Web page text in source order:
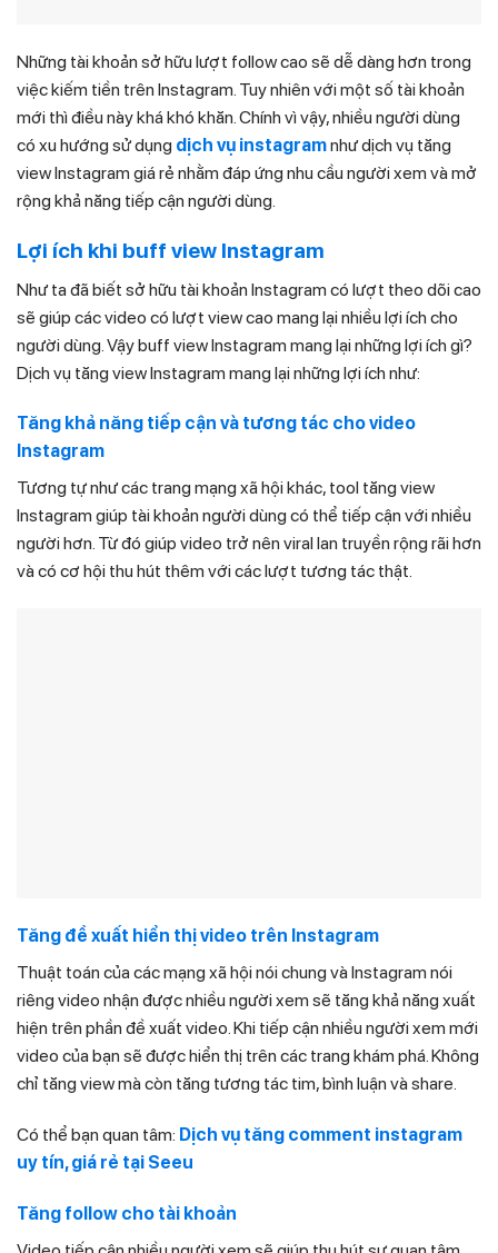
Những tài khoản sở hữu lượt follow cao sẽ dễ dàng hơn trong
việc kiếm tiền trên Instagram. Tuy nhiên với một số tài khoản
mới thì điều này khá khó khăn. Chính vì vậy, nhiều người dùng
có xu hướng sử dụng dịch vụ instagramnhư dịch vụ tăng
view Instagram giá rẻ nhằm đáp ứng nhu cầu người xem và mở
rộng khả năng tiếp cận người dùng.
Lợi ích khi buff view Instagram
Như ta đã biết sở hữu tài khoản Instagram có lượt theo dõi cao
sẽ giúp các video có lượt view cao mang lại nhiều lợi ích cho
người dùng. Vậy buff view Instagram mang lại những lợi ích gì?
Dịch vụ tăng view Instagram mang lại những lợi ích như:
Tăng khả năng tiếp cận và tương tác cho video
Instagram
Tương tự như các trang mạng xã hội khác, tool tăng view
Instagram giúp tài khoản người dùng có thể tiếp cận với nhiều
người hơn. Từ đó giúp video trở nên viral lan truyền rộng rãi hơn
và có cơ hội thu hút thêm với các lượt tương tác thật.
Tăng đề xuất hiển thị video trên Instagram
Thuật toán của các mạng xã hội nói chung và Instagram nói
riêng video nhận được nhiều người xem sẽ tăng khả năng xuất
hiện trên phần đề xuất video. Khi tiếp cận nhiều người xem mới
video của bạn sẽ được hiển thị trên các trang khám phá. Không
chỉ tăng view mà còn tăng tương tác tim, bình luận và share.
Có thể bạn quan tâm: Dịch vụ tăng comment instagram
uy tín, giá rẻ tại Seeu
Tăng follow cho tài khoản